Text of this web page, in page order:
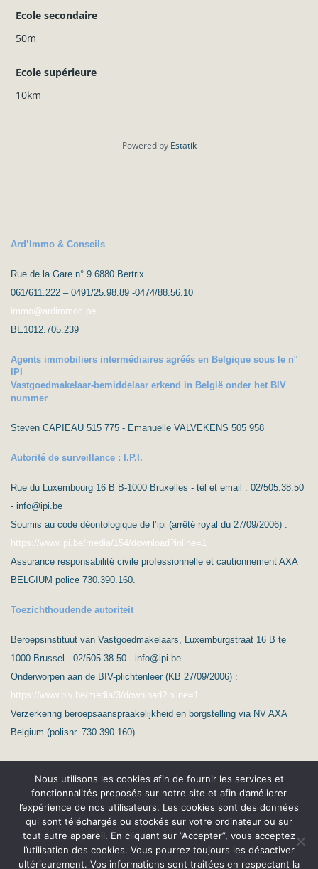
Ecole secondaire
50m
Ecole supérieure
10km
Powered by Estatik
Ard’Immo & Conseils
Rue de la Gare n° 9 6880 Bertrix
061/611.222 – 0491/25.98.89 -0474/88.56.10
immo@ardimmoc.be
BE1012.705.239
Agents immobiliers intermédiaires agréés en Belgique sous le n°
IPI
Vastgoedmakelaar-bemiddelaar erkend in België onder het BIV
nummer
Steven CAPIEAU 515 775 - Emanuelle VALVEKENS 505 958
Autorité de surveillance : I.P.I.
Rue du Luxembourg 16 B B-1000 Bruxelles - tél et email : 02/505.38.50
- info@ipi.be
Soumis au code déontologique de l’ipi (arrêté royal du 27/09/2006) :
https://www.ipi.be/media/154/download?inline=1
Assurance responsabilité civile professionnelle et cautionnement AXA
BELGIUM police 730.390.160.
Toezichthoudende autoriteit
Beroepsinstituut van Vastgoedmakelaars, Luxemburgstraat 16 B te
1000 Brussel - 02/505.38.50 - info@ipi.be
Onderworpen aan de BIV-plichtenleer (KB 27/09/2006) :
https://www.biv.be/media/3/download?inline=1
Verzerkering beroepsaanspraakelijkheid en borgstelling via NV AXA
Belgium (polisnr. 730.390.160)
(c) Ard’Immo & Conseils
Protection de la vie privée – RGPD Nederlands
Nous utilisons les cookies afin de fournir les services et
fonctionnalités proposés sur notre site et afin d’améliorer
l’expérience de nos utilisateurs. Les cookies sont des données
qui sont téléchargés ou stockés sur votre ordinateur ou sur
tout autre appareil. En cliquant sur ”Accepter”, vous acceptez
l’utilisation des cookies. Vous pourrez toujours les désactiver
ultérieurement. Vos informations sont traitées en respectant la